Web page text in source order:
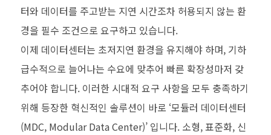
터와 데이터를 주고받는 지연 시간조차 허용되지 않는 환
경을 필수 조건으로 요구하고 있습니다.
이제 데이터센터는 초저지연 환경을 유지해야 하며, 기하
급수적으로 늘어나는 수요에 맞추어 빠른 확장성마저 갖
추어야 합니다. 이러한 시대적 요구 사항을 모두 충족하기
위해 등장한 혁신적인 솔루션이 바로 ‘모듈러 데이터센터
(MDC, Modular Data Center)’ 입니다. 소형, 표준화, 신